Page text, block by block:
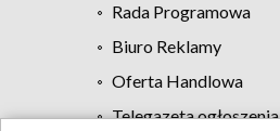
Rada Programowa
Biuro Reklamy
Oferta Handlowa
Telegazeta ogłoszenia